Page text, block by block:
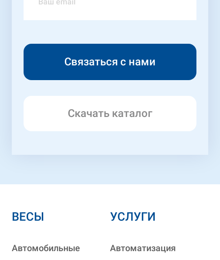
Скачать каталог
ВЕСЫ
Автомобильные
УСЛУГИ
Автоматизация